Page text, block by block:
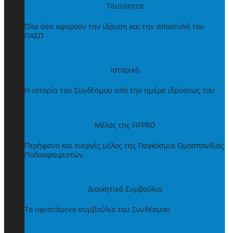
Ταυτότητα
Όλα όσα αφορούν την ίδρυση και την αποστολή του
ΠΑΣΠ
Ιστορικό
Η ιστορία του Συνδέσμου από την ημέρα ιδρύσεως του
Μέλος της FIFPRO
Περήφανο και ενεργές μέλος της Παγκόσμια Ομοσπονδίας
Ποδοσφαιριστών
Διοικητικό Συμβούλιο
Το υφιστάμενο συμβούλιο του Συνδέσμου